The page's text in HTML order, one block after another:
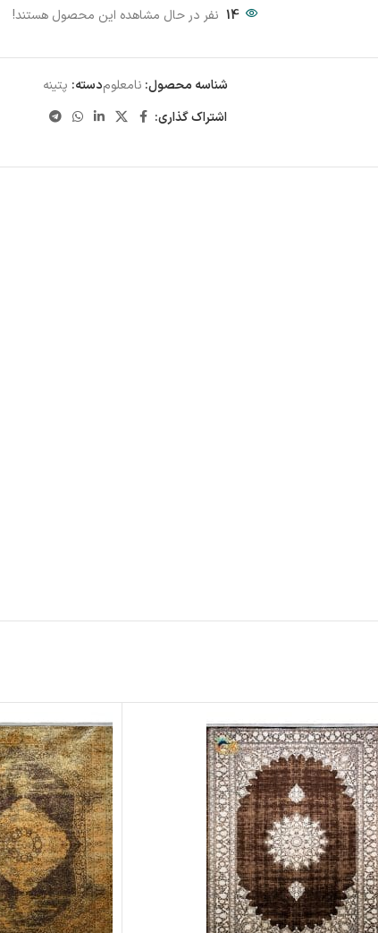
14 نفر در حال مشاهده این محصول هستند!
شناسه محصول: نامعلومدسته: پتینه
اشتراک گذاری: